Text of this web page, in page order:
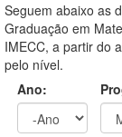
Seguem abaixo as
Graduação em
IMECC, a partir do
pelo nível.
Ano: